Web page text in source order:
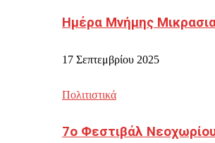
Ημέρα Μνήμης
17 Σεπτεμβρίου 2025
Πολιτιστικά
7ο Φεστιβάλ